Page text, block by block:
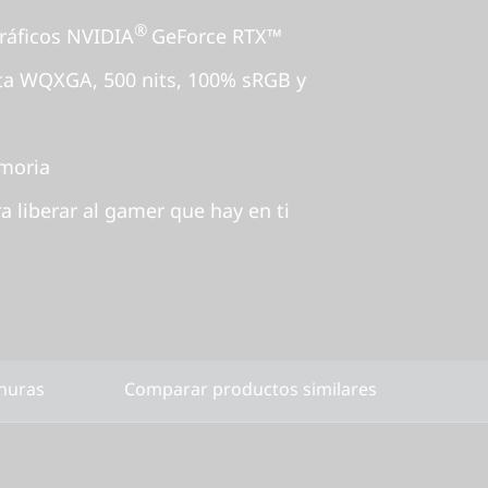
NVIDIA® GeForce RTX™
WQXGA, 500 nits, 100% sRGB y
liberar al gamer que hay en ti
Comparar productos similares